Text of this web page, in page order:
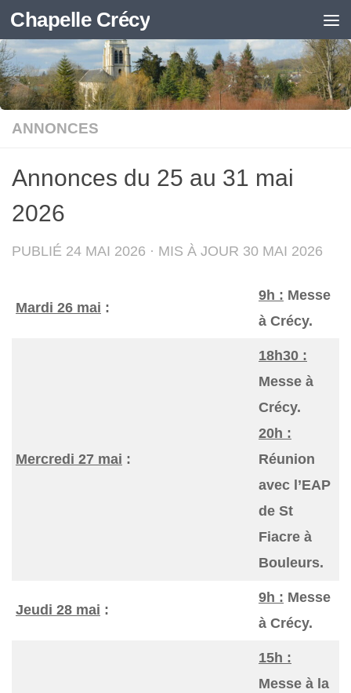
Skip to content
Chapelle Crécy
ANNONCES
Annonces du 25 au 31 mai
2026
PUBLIÉ 24 MAI 2026 · MIS À JOUR 30 MAI 2026
Mardi 26 mai :
9h : Messe
à Crécy.
Mercredi 27 mai :
18h30 :
Messe à
Crécy.
20h :
Réunion
avec l’EAP
de St
Fiacre à
Bouleurs.
Jeudi 28 mai :
9h : Messe
à Crécy.
15h :
Messe à la